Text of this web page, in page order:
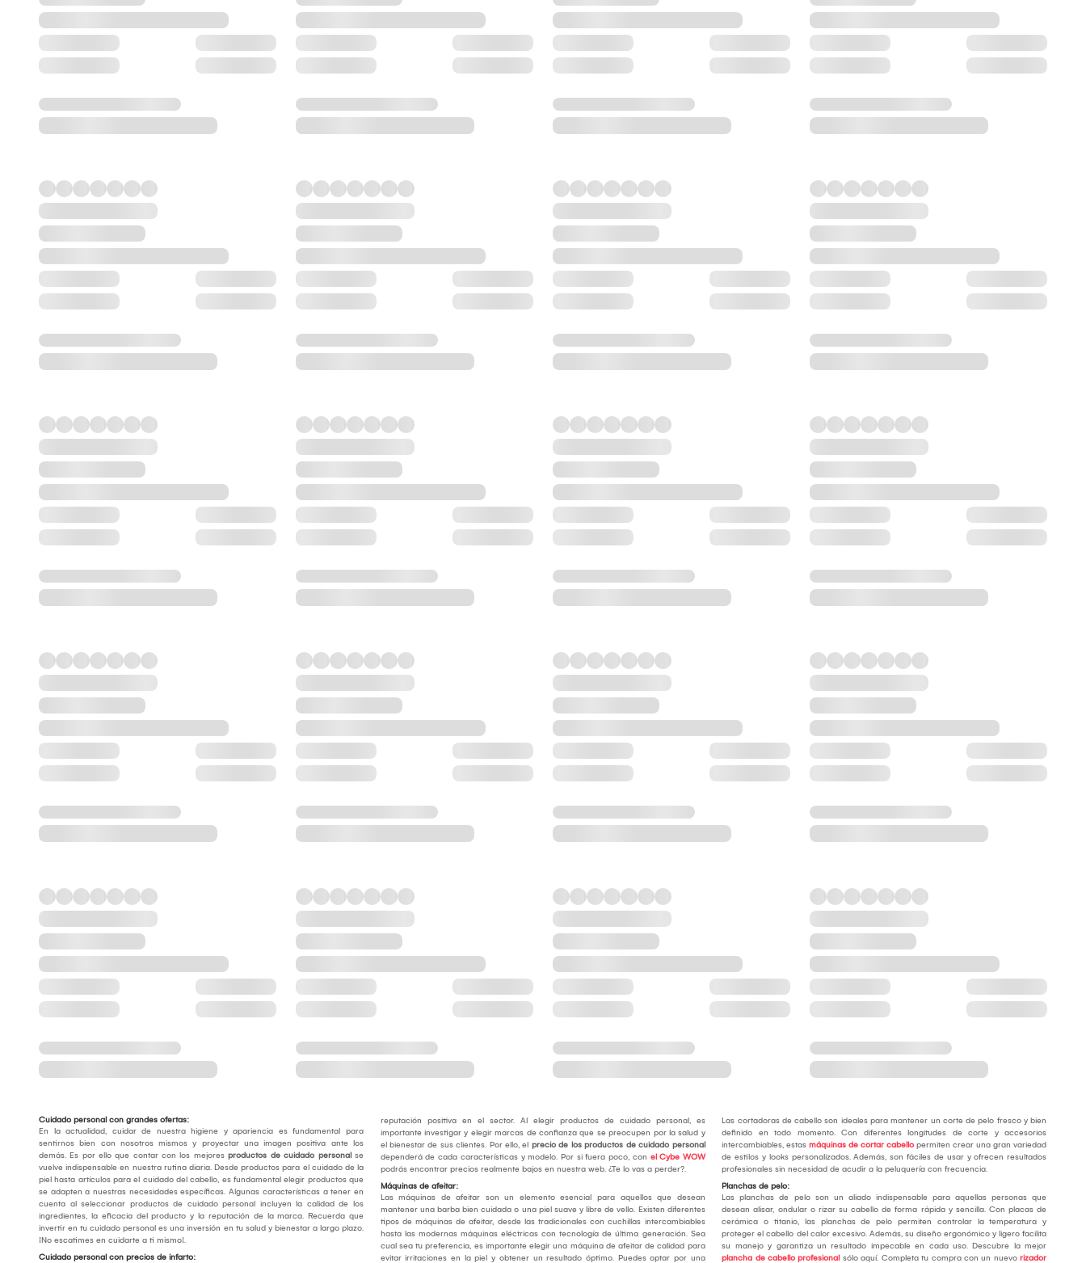
Cuidado personal con grandes ofertas:
En la actualidad, cuidar de nuestra higiene y apariencia es fundamental para
sentirnos bien con nosotros mismos y proyectar una imagen positiva ante los
demás. Es por ello que contar con los mejores productos de cuidado personal se
vuelve indispensable en nuestra rutina diaria. Desde productos para el cuidado de la
piel hasta artículos para el cuidado del cabello, es fundamental elegir productos que
se adapten a nuestras necesidades específicas. Algunas características a tener en
cuenta al seleccionar productos de cuidado personal incluyen la calidad de los
ingredientes, la eficacia del producto y la reputación de la marca. Recuerda que
invertir en tu cuidado personal es una inversión en tu salud y bienestar a largo plazo.
¡No escatimes en cuidarte a ti mismo!.
Cuidado personal con precios de infarto:
reputación positiva en el sector. Al elegir productos de cuidado personal, es
importante investigar y elegir marcas de confianza que se preocupen por la salud y
el bienestar de sus clientes. Por ello, el precio de los productos de cuidado personal
dependerá de cada características y modelo. Por si fuera poco, con el Cybe WOW
podrás encontrar precios realmente bajos en nuestra web. ¿Te lo vas a perder?.
Máquinas de afeitar:
Las máquinas de afeitar son un elemento esencial para aquellos que desean
mantener una barba bien cuidada o una piel suave y libre de vello. Existen diferentes
tipos de máquinas de afeitar, desde las tradicionales con cuchillas intercambiables
hasta las modernas máquinas eléctricas con tecnología de última generación. Sea
cual sea tu preferencia, es importante elegir una máquina de afeitar de calidad para
evitar irritaciones en la piel y obtener un resultado óptimo. Puedes optar por una
Las cortadoras de cabello son ideales para mantener un corte de pelo fresco y bien
definido en todo momento. Con diferentes longitudes de corte y accesorios
intercambiables, estasmáquinas de cortar cabello permiten crear una gran variedad
de estilos y looks personalizados. Además, son fáciles de usar y ofrecen resultados
profesionales sin necesidad de acudir a la peluquería con frecuencia.
Planchas de pelo:
Las planchas de pelo son un aliado indispensable para aquellas personas que
desean alisar, ondular o rizar su cabello de forma rápida y sencilla. Con placas de
cerámica o titanio, las planchas de pelo permiten controlar la temperatura y
proteger el cabello del calor excesivo. Además, su diseño ergonómico y ligero facilita
su manejo y garantiza un resultado impecable en cada uso. Descubre la mejor
plancha de cabello profesional sólo aquí. Completa tu compra con un nuevorizador